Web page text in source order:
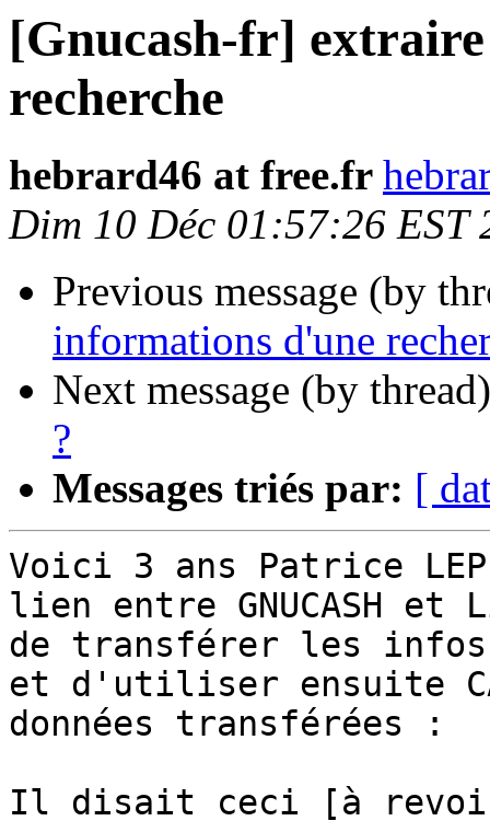
[Gnucash-fr]
recherche
hebrard46 at free.fr
Dim 10 Déc 01:57:26 EST
Previous message (by
informations d'une
Next message (by
?
Messages triés par: [
Voici 3 ans Patrice
lien entre GNUCASH
de transférer les infos
et d'utiliser ensuite
données transférées :